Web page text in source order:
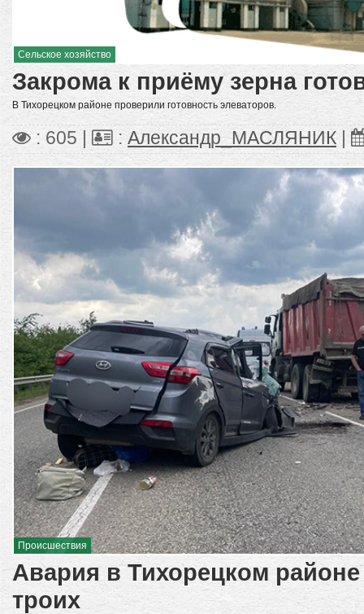
Сельское хозяйство
Закрома к приёму зерна
В Тихорецком районе проверили готовность элеваторов.
: 605 | :Александр_МАСЛЯНИК
Происшествия
Авария в Тихорецком
троих